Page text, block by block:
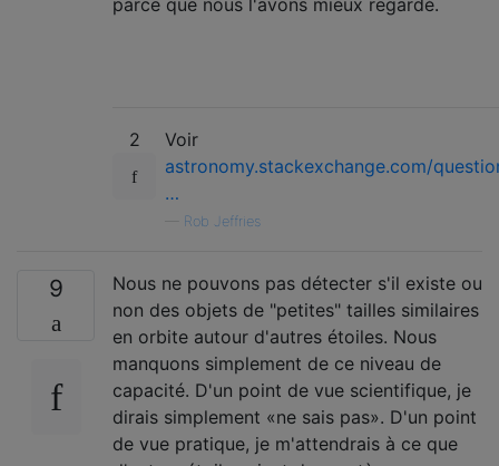
2
Voir
astronomy.stackexchange.com/
…
Rob Jeffries
9
Nous ne pouvons pas détecter s'il existe ou
non des objets de "petites" tailles similaires
en orbite autour d'autres étoiles. Nous
manquons simplement de ce niveau de
capacité. D'un point de vue scientifique, je
dirais simplement «ne sais pas». D'un point
de vue pratique, je m'attendrais à ce que